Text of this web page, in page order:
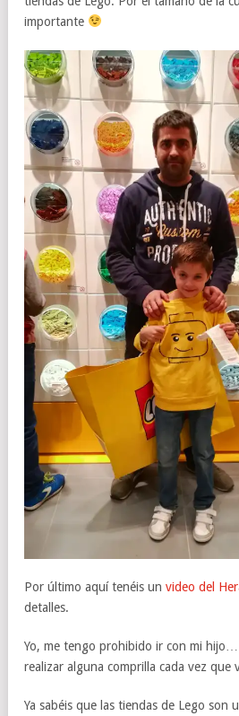
importante
Por último aquí tenéis un video del
detalles.
Yo, me tengo prohibido ir con mi
realizar alguna comprilla cada vez
Ya sabéis que las tiendas de Lego son